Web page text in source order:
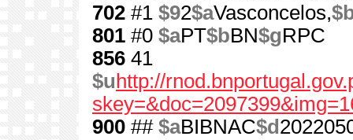
702 #1 $92$aVasconcelos,
801 #0 $aPT$bBN$gRPC
856 41
$u http://
900 ## $aBIBNAC$d